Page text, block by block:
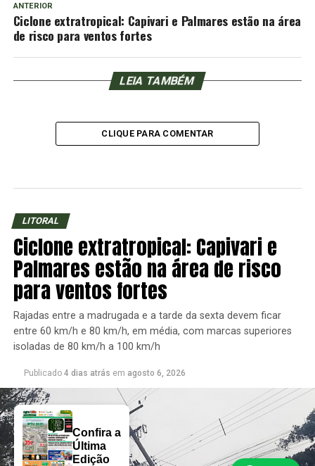
ANTERIOR
Ciclone extratropical: Capivari e Palmares estão na área
de risco para ventos fortes
LEIA TAMBÉM
CLIQUE PARA COMENTAR
LITORAL
Ciclone extratropical: Capivari e
Palmares estão na área de risco
para ventos fortes
Rajadas entre a madrugada e a tarde da sexta devem ficar
entre 60 km/h e 80 km/h, em média, com marcas superiores
isoladas de 80 km/h a 100 km/h
Publicado 4 dias atrás em agosto 6, 2026
Confira a
Última
Edição